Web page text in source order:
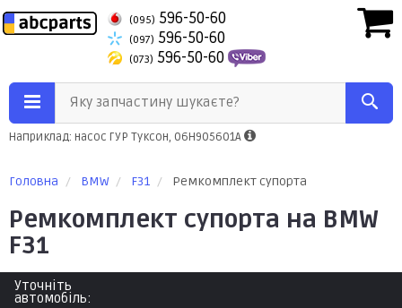
(095) 596-50-60
(097) 596-50-60
(073) 596-50-60
Яку запчастину шукаєте?
Наприклад: насос ГУР Туксон, 06H905601A
Головна BMW F31 Ремкомплект супорта
Ремкомплект супорта на BMW
F31
Уточніть
автомобіль: